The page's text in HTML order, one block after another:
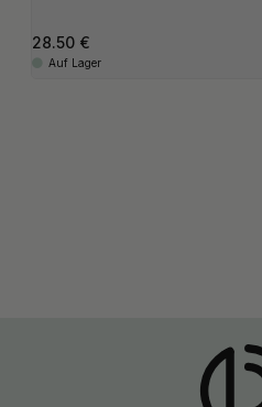
28.50
Auf Lager